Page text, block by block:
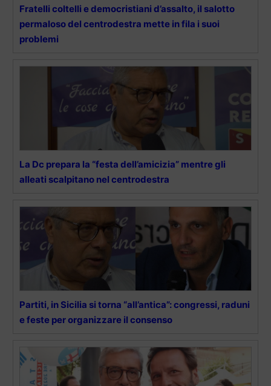
Fratelli coltelli e democristiani d’assalto, il salotto
permaloso del centrodestra mette in fila i suoi
problemi
La Dc prepara la “festa dell’amicizia” mentre gli
alleati scalpitano nel centrodestra
Partiti, in Sicilia si torna “all’antica”: congressi, raduni
e feste per organizzare il consenso